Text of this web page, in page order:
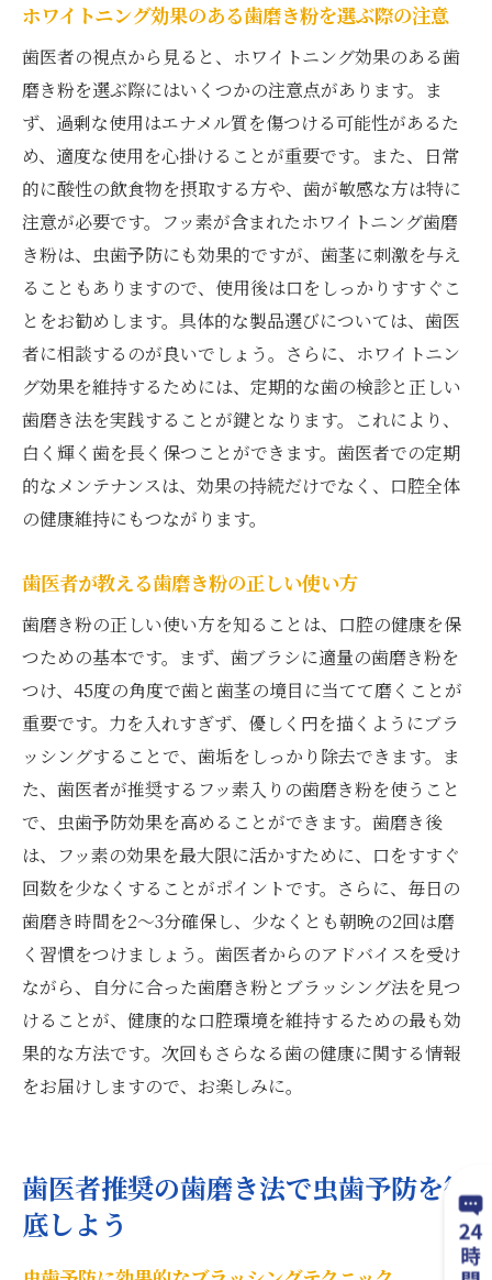
ホワイトニング効果のある歯磨き粉を選ぶ際の注意
歯医者の視点から見ると、ホワイトニング効果のある歯
磨き粉を選ぶ際にはいくつかの注意点があります。ま
ず、過剰な使用はエナメル質を傷つける可能性があるた
め、適度な使用を心掛けることが重要です。また、日常
的に酸性の飲食物を摂取する方や、歯が敏感な方は特に
注意が必要です。フッ素が含まれたホワイトニング歯磨
き粉は、虫歯予防にも効果的ですが、歯茎に刺激を与え
ることもありますので、使用後は口をしっかりすすぐこ
とをお勧めします。具体的な製品選びについては、歯医
者に相談するのが良いでしょう。さらに、ホワイトニン
グ効果を維持するためには、定期的な歯の検診と正しい
歯磨き法を実践することが鍵となります。これにより、
白く輝く歯を長く保つことができます。歯医者での定期
的なメンテナンスは、効果の持続だけでなく、口腔全体
の健康維持にもつながります。
歯医者が教える歯磨き粉の正しい使い方
歯磨き粉の正しい使い方を知ることは、口腔の健康を保
つための基本です。まず、歯ブラシに適量の歯磨き粉を
つけ、45度の角度で歯と歯茎の境目に当てて磨くことが
重要です。力を入れすぎず、優しく円を描くようにブラ
ッシングすることで、歯垢をしっかり除去できます。ま
た、歯医者が推奨するフッ素入りの歯磨き粉を使うこと
で、虫歯予防効果を高めることができます。歯磨き後
は、フッ素の効果を最大限に活かすために、口をすすぐ
回数を少なくすることがポイントです。さらに、毎日の
歯磨き時間を2〜3分確保し、少なくとも朝晩の2回は磨
く習慣をつけましょう。歯医者からのアドバイスを受け
ながら、自分に合った歯磨き粉とブラッシング法を見つ
けることが、健康的な口腔環境を維持するための最も効
果的な方法です。次回もさらなる歯の健康に関する情報
をお届けしますので、お楽しみに。
歯医者推奨の歯磨き法で虫歯予防を徹
底しよう